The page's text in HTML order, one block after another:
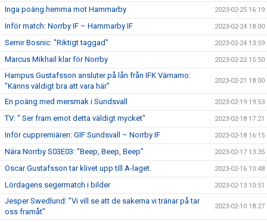
Inga poäng hemma mot Hammarby 2023-02-25 16:19
Inför match: Norrby IF – Hammarby IF 2023-02-24 18:00
Semir Bosnic: "Riktigt taggad" 2023-02-24 13:59
Marcus Mikhail klar för Norrby 2023-02-22 15:50
Hampus Gustafsson ansluter på lån från IFK Värnamo:
"Känns väldigt bra att vara här"
2023-02-21 18:00
En poäng med mersmak i Sundsvall 2023-02-19 19:53
TV: " Ser fram emot detta väldigt mycket" 2023-02-18 17:21
Inför cuppremiären: GIF Sundsvall – Norrby IF 2023-02-18 16:15
Nära Norrby S03E03: "Beep, Beep, Beep" 2023-02-17 13:35
Oscar Gustafsson tar klivet upp till A-laget. 2023-02-16 10:48
Lördagens segermatch i bilder 2023-02-13 10:51
Jesper Swedlund: ”Vi vill se att de sakerna vi tränar på tar
oss framåt”
2023-02-10 18:27